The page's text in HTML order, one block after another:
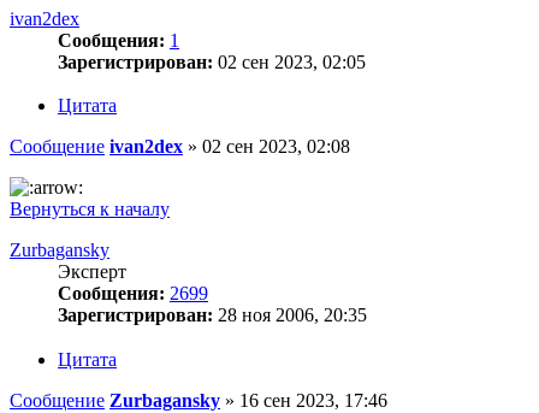
ivan2dex
Сообщения: 1
Зарегистрирован: 02 сен 2023, 02:05
Цитата
Сообщение ivan2dex » 02 сен 2023, 02:08
Вернуться к началу
Zurbagansky
Эксперт
Сообщения: 2699
Зарегистрирован: 28 ноя 2006, 20:35
Цитата
Сообщение Zurbagansky » 16 сен 2023, 17:46